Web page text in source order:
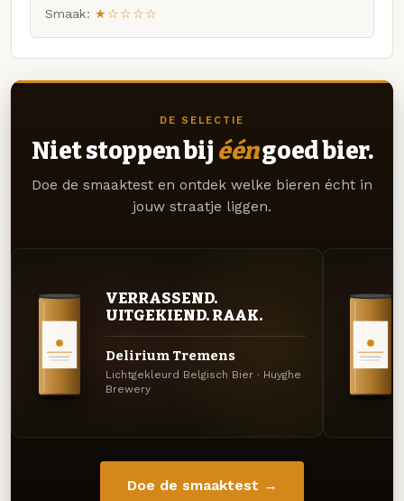
Smaak: ★☆☆☆☆
DE SELECTIE
Niet stoppen bij ééngoed bier.
Doe de smaaktest en ontdek welke bieren écht in
jouw straatje liggen.
VERRASSEND.
UITGEKIEND. RAAK.
Delirium Tremens
Lichtgekleurd Belgisch Bier · Huyghe
Brewery
Doe de smaaktest →